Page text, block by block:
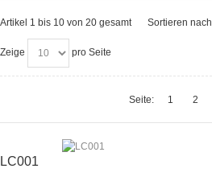
Artikel 1 bis 10 von 20 gesamt Sortieren nach
Zeige pro Seite
Seite: 1 2
LC001